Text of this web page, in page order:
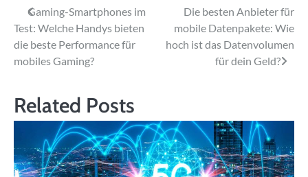
Beitragsnavigation
Gaming-Smartphones im
Test: Welche Handys bieten
die beste Performance für
mobiles Gaming?
Die besten Anbieter für
mobile Datenpakete: Wie
hoch ist das Datenvolumen
für dein Geld?
Related Posts